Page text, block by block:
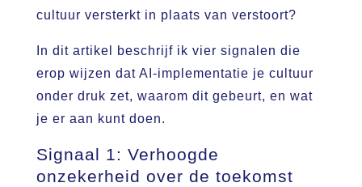
cultuur versterkt in plaats van verstoort?
In dit artikel beschrijf ik vier signalen die
erop wijzen dat AI-implementatie je cultuur
onder druk zet, waarom dit gebeurt, en wat
je er aan kunt doen.
Signaal 1: Verhoogde
onzekerheid over de toekomst